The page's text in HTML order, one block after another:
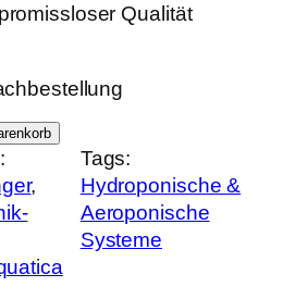
e
r
e
i
s
i
t
Qualität
Tags:
Hydroponische &
Aeroponische
Systeme